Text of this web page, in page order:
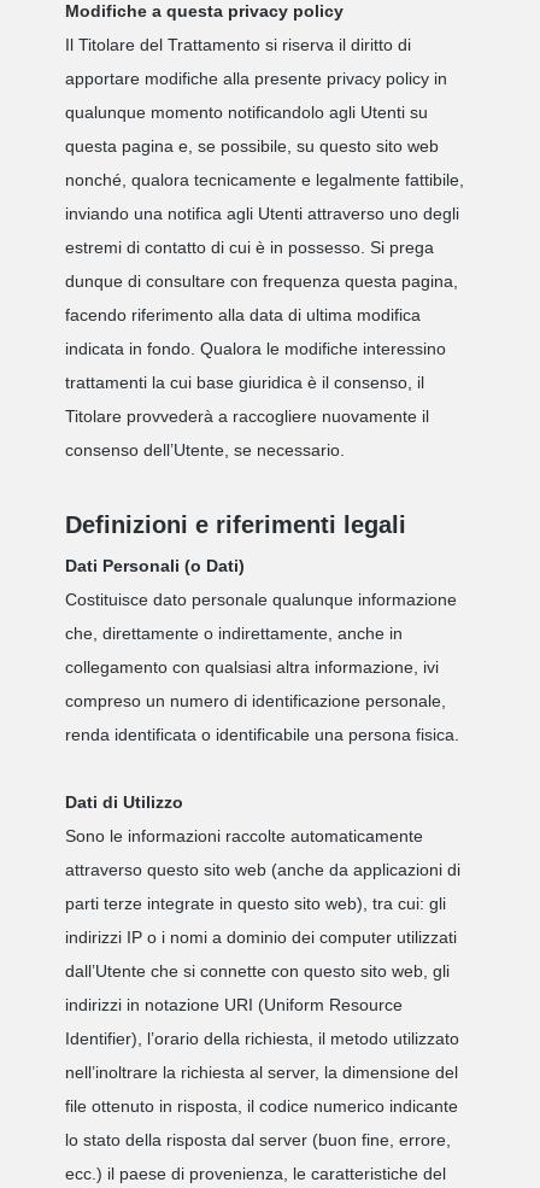
Modifiche a questa privacy policy
Il Titolare del Trattamento si riserva il diritto di
apportare modifiche alla presente privacy policy in
qualunque momento notificandolo agli Utenti su
questa pagina e, se possibile, su questo sito web
nonché, qualora tecnicamente e legalmente fattibile,
inviando una notifica agli Utenti attraverso uno degli
estremi di contatto di cui è in possesso. Si prega
dunque di consultare con frequenza questa pagina,
facendo riferimento alla data di ultima modifica
indicata in fondo. Qualora le modifiche interessino
trattamenti la cui base giuridica è il consenso, il
Titolare provvederà a raccogliere nuovamente il
consenso dell’Utente, se necessario.
Definizioni e riferimenti legali
Dati Personali (o Dati)
Costituisce dato personale qualunque informazione
che, direttamente o indirettamente, anche in
collegamento con qualsiasi altra informazione, ivi
compreso un numero di identificazione personale,
renda identificata o identificabile una persona fisica.
Dati di Utilizzo
Sono le informazioni raccolte automaticamente
attraverso questo sito web (anche da applicazioni di
parti terze integrate in questo sito web), tra cui: gli
indirizzi IP o i nomi a dominio dei computer utilizzati
dall’Utente che si connette con questo sito web, gli
indirizzi in notazione URI (Uniform Resource
Identifier), l’orario della richiesta, il metodo utilizzato
nell’inoltrare la richiesta al server, la dimensione del
file ottenuto in risposta, il codice numerico indicante
lo stato della risposta dal server (buon fine, errore,
ecc.) il paese di provenienza, le caratteristiche del